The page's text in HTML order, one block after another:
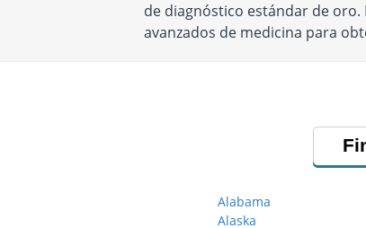
de diagnóstico estándar de
avanzados de medicina para
Alabama
Alaska